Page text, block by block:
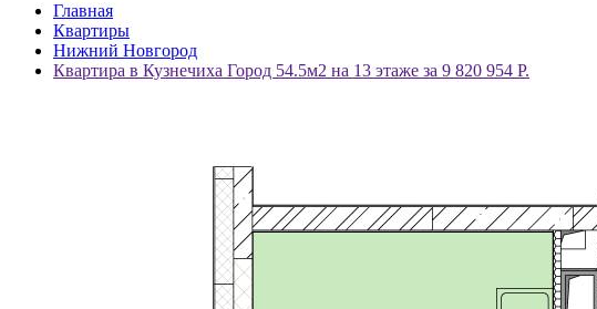
Главная
Квартиры
Нижний Новгород
Квартира в Кузнечиха Город 54.5м2 на 13 этаже за 9 820 954 Р.